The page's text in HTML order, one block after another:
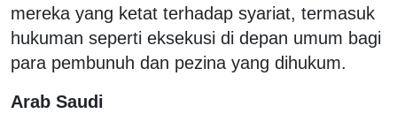
mereka yang ketat terhadap syariat, termasuk
hukuman seperti eksekusi di depan umum bagi
para pembunuh dan pezina yang dihukum.
Arab Saudi